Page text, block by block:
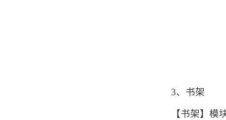
3、书架
【书架】